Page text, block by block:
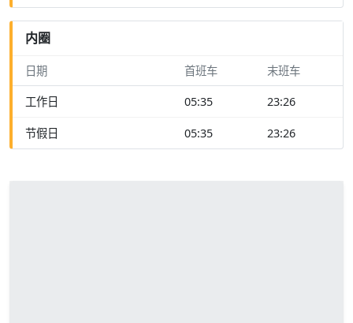
内圈
日期 首班车 末班车
工作日 05:35 23:26
节假日 05:35 23:26